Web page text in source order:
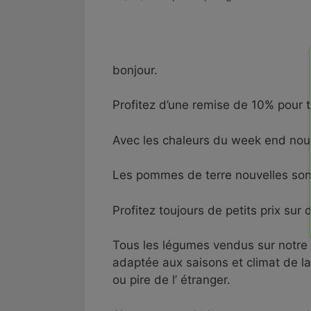
bonjour.
Profitez d’une remise de 10%
Avec les chaleurs du week end
Les pommes de terre nouvelles
Profitez toujours de petits prix sur
Tous les légumes vendus sur
adaptée aux saisons et climat de
ou pire de l’ étranger.